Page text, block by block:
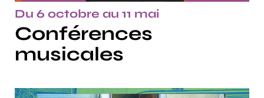
Du 6 octobre au 11 mai
Conférences
musicales